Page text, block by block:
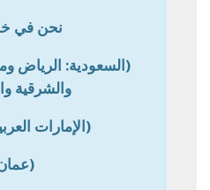
نحن في
(السعودية: الرياض
والشرقية
(الإمارات